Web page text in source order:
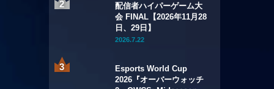
配信者ハイパーゲーム大
会 FINAL【2026年11月28
日、29日】
2026.7.22
Esports World Cup
2026『オーバーウォッチ